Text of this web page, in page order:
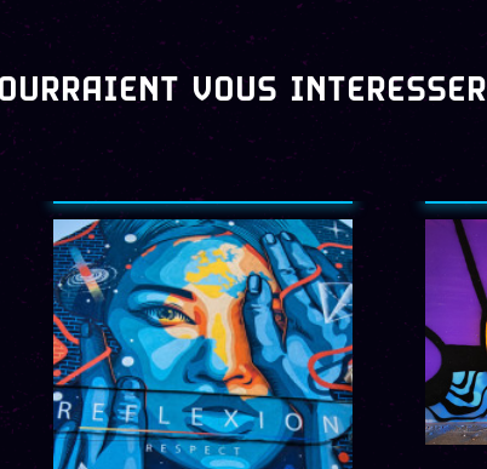
VOUS INTERESSER